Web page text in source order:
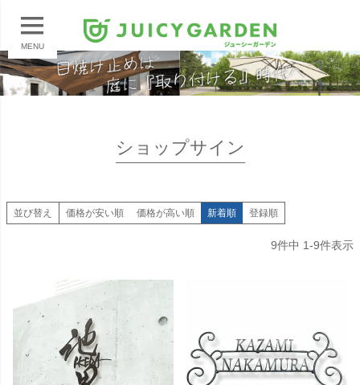
MENU
ショップサイン
並び替え 価格が安い順 価格が高い順 新着順 登録順
9件中 1-9件表示